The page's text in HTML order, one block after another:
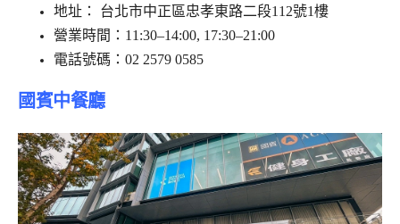
地址： 台北市中正區忠孝東路二段112號1樓
營業時間：11:30–14:00, 17:30–21:00
電話號碼：02 2579 0585
國賓中餐廳